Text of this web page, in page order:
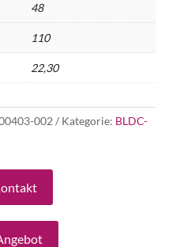
48
110
22,30
002 Kategorie: BLDC-